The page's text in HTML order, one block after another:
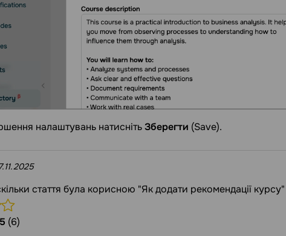
налаштувань натиснітьЗберегти (Save).
стаття була корисною "Як додати рекомендації курсу"
5 (6)